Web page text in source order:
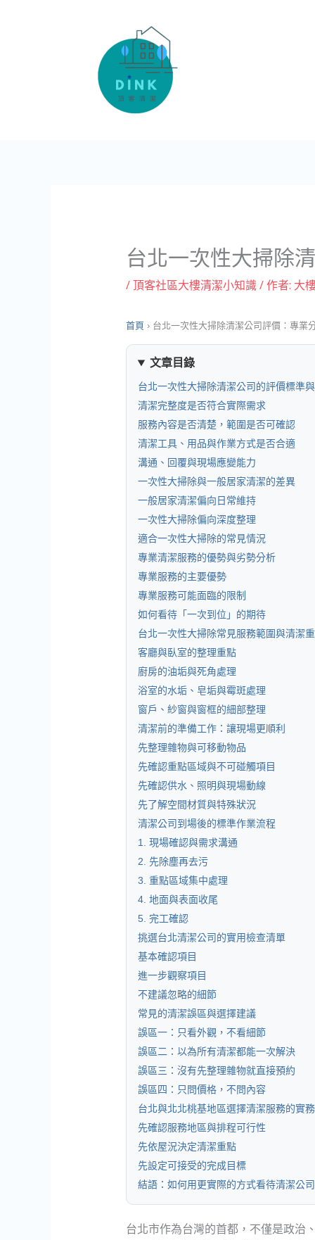
台北一次性大掃除
/頂客社區大樓清潔小知識/ 作者: 大
首頁 › 台北一次性大掃除清潔公司評價：專業
文章目錄
台北一次性大掃除清潔公司的評價標準
清潔完整度是否符合實際需求
服務內容是否清楚，範圍是否可確認
清潔工具、用品與作業方式是否合適
溝通、回覆與現場應變能力
一次性大掃除與一般居家清潔的差異
一般居家清潔偏向日常維持
一次性大掃除偏向深度整理
適合一次性大掃除的常見情況
專業清潔服務的優勢與劣勢分析
專業服務的主要優勢
專業服務可能面臨的限制
如何看待「一次到位」的期待
台北一次性大掃除常見服務範圍與清潔
客廳與臥室的整理重點
廚房的油垢與死角處理
浴室的水垢、皂垢與霉斑處理
窗戶、紗窗與窗框的細部整理
清潔前的準備工作：讓現場更順利
先整理雜物與可移動物品
先確認重點區域與不可碰觸項目
先確認供水、照明與現場動線
先了解空間材質與特殊狀況
清潔公司到場後的標準作業流程
1. 現場確認與需求溝通
2. 先除塵再去污
3. 重點區域集中處理
4. 地面與表面收尾
5. 完工確認
挑選台北清潔公司的實用檢查清單
基本確認項目
進一步觀察項目
不建議忽略的細節
常見的清潔誤區與選擇建議
誤區一：只看外觀，不看細節
誤區二：以為所有清潔都能一次解決
誤區三：沒有先整理雜物就直接預約
誤區四：只問價格，不問內容
台北與北北桃基地區選擇清潔服務的實
先確認服務地區與排程可行性
先依屋況決定清潔重點
先設定可接受的完成目標
結語：如何用更實際的方式看待清潔公
台北市作為台灣的首都，不僅是政治